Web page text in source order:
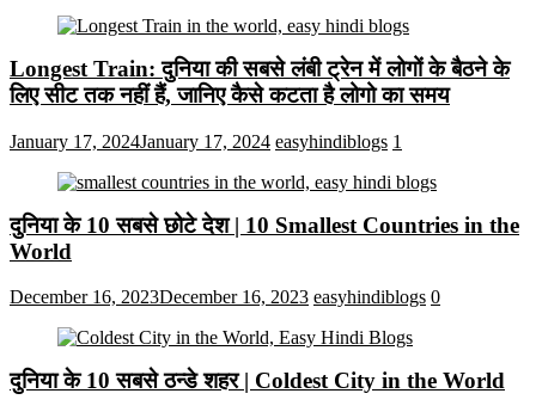
Longest Train: दुनिया की सबसे लंबी ट्रेन में लोगों के बैठने के
लिए सीट तक ​​नहीं हैं, जानिए कैसे कटता है लोगो का समय
January 17, 2024January 17, 2024 easyhindiblogs 1
दुनिया के 10 सबसे छोटे देश | 10 Smallest Countries in the
World
December 16, 2023December 16, 2023 easyhindiblogs 0
दुनिया के 10 सबसे ठन्डे शहर | Coldest City in the World